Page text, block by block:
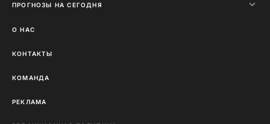
ПРОГНОЗЫ НА СЕГОДНЯ
О НАС
КОНТАКТЫ
КОМАНДА
РЕКЛАМА